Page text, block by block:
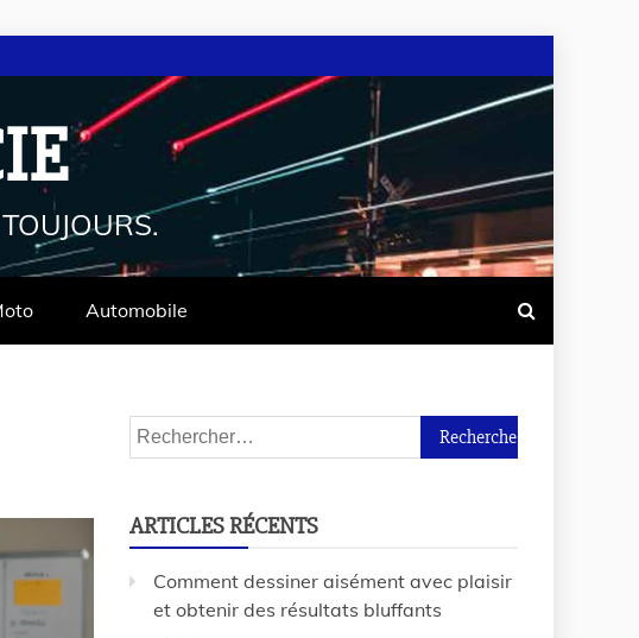
Automobile
ARTICLES RÉCENTS
Comment dessiner aisément avec plaisir
et obtenir des résultats bluffants